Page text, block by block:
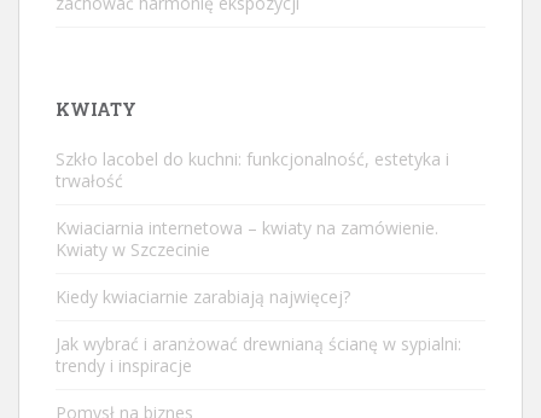
KWIATY
Szkło lacobel do kuchni: funkcjonalność, estetyka i
trwałość
Kwiaciarnia internetowa – kwiaty na zamówienie.
Kwiaty w Szczecinie
Kiedy kwiaciarnie zarabiają najwięcej?
Jak wybrać i aranżować drewnianą ścianę w sypialni:
trendy i inspiracje
Pomysł na biznes